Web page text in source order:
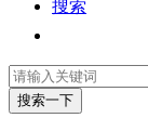
搜索
搜索一下